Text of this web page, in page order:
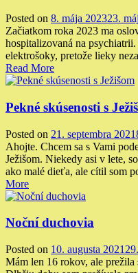
Posted on 8. mája 202323.
Začiatkom roka 2023 ma
hospitalizovaná na
elektrošoky, pretože lieky
Read More
Pekné skúsenosti s
Posted on 21. septembra 2021
Ahojte. Chcem sa s Vami
Ježišom. Niekedy asi v lete,
ako malé dieťa, ale cítil som
More
Noční duchovia
Posted on 10. augusta 2021
Mám len 16 rokov, ale prežila